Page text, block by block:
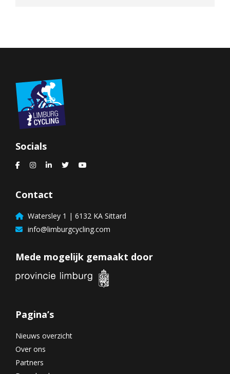
Socials
Contact
Watersley 1 | 6132 KA Sittard
info@limburgcycling.com
Mede mogelijk gemaakt door
Pagina’s
Nieuws overzicht
Over ons
Partners